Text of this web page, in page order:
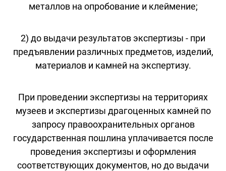
металлов на опробование и клеймение;
2) до выдачи результатов экспертизы - при
предъявлении различных предметов, изделий,
материалов и камней на экспертизу.
При проведении экспертизы на территориях
музеев и экспертизы драгоценных камней по
запросу правоохранительных органов
государственная пошлина уплачивается после
проведения экспертизы и оформления
соответствующих документов, но до выдачи